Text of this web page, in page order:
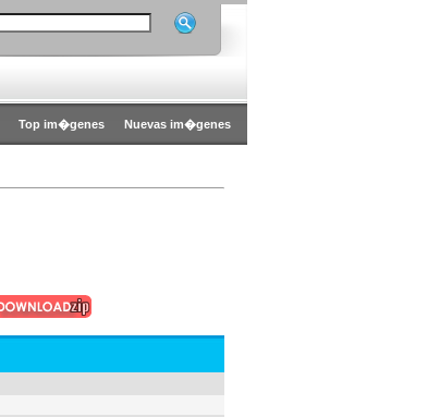
Top im�genes Nuevas im�genes